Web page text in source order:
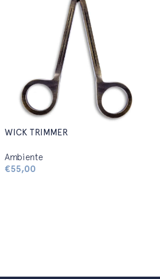
WICK TRIMMER
Ambiente
€55,00